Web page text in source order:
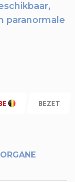
paranormale
BEZET